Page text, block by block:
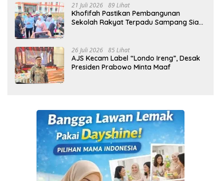
21 Juli 2026 89 Lihat
Khofifah Pastikan Pembangunan
Sekolah Rakyat Terpadu Sampang Siap
26 Juli 2026 85 Lihat
AJS Kecam Label “Londo Ireng”, Desak
Presiden Prabowo Minta Maaf